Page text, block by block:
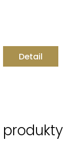
Detail